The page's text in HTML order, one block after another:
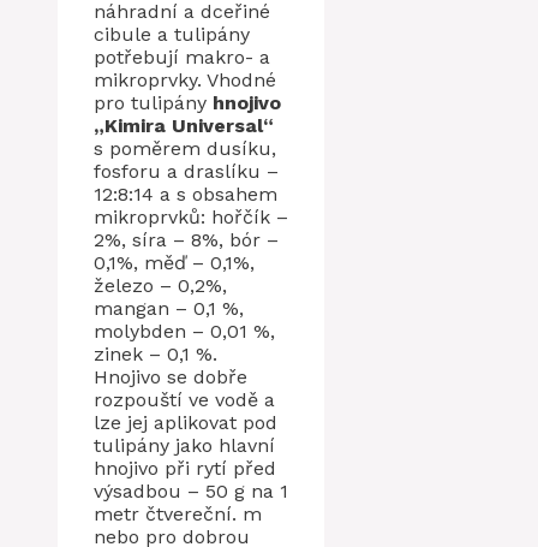
náhradní a dceřiné
cibule a tulipány
potřebují makro- a
mikroprvky. Vhodné
pro tulipány hnojivo
„Kimira Universal“
s poměrem dusíku,
fosforu a draslíku –
12:8:14 a s obsahem
mikroprvků: hořčík –
2%, síra – 8%, bór –
0,1%, měď – 0,1%,
železo – 0,2%,
mangan – 0,1 %,
molybden – 0,01 %,
zinek – 0,1 %.
Hnojivo se dobře
rozpouští ve vodě a
lze jej aplikovat pod
tulipány jako hlavní
hnojivo při rytí před
výsadbou – 50 g na 1
metr čtvereční. m
nebo pro dobrou